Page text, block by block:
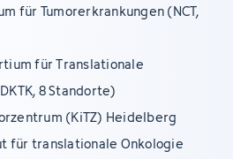
für Tumorerkrankungen (NCT,
für Translationale
8 Standorte)
(KiTZ) Heidelberg
für translationale Onkologie